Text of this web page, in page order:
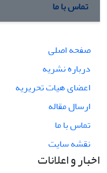
تماس با ما
صفحه اصلی
درباره نشریه
اعضای هیات تحریریه
ارسال مقاله
تماس با ما
نقشه سایت
اخبار و اعلانات